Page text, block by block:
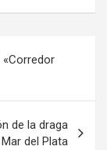
«Corredor
de la draga
del Plata